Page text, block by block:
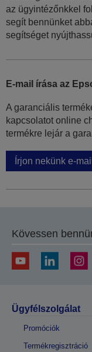
az ügyintézőnkkel
segít bennünket
segítséget
E-mail írása az
A garanciális
kapcsolatot online
termékre lejár a
Írjon nekünk e-
Kövessen
Ügyfélszolgálat
Promóciók
Termékregisztráció